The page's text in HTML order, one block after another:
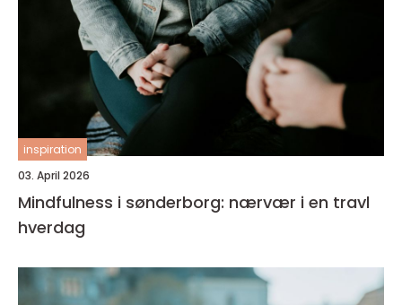
inspiration
03. April 2026
Mindfulness i sønderborg: nærvær i en travl
hverdag